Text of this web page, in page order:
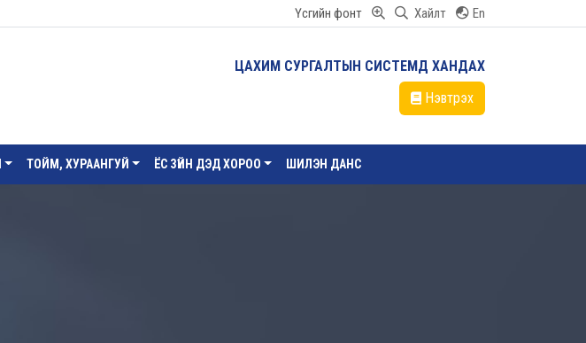
Үсгийн фонт Хайлт En
ЦАХИМ СУРГАЛТЫН СИСТЕМД ХАНДАХ
Нэвтрэх
ТОЙМ, ХУРААНГУЙ ЁС ЗҮЙН ДЭД ХОРОО ШИЛЭН ДАНС